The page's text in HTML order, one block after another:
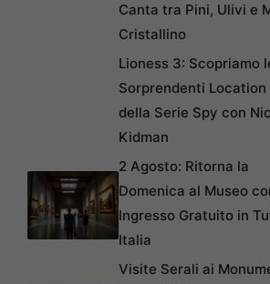
Canta tra Pini, Ulivi e
Cristallino
Lioness 3: Scopriamo
Sorprendenti Location
della Serie Spy con
Kidman
2 Agosto: Ritorna la
Domenica al Museo
Ingresso Gratuito in
Italia
Visite Serali ai